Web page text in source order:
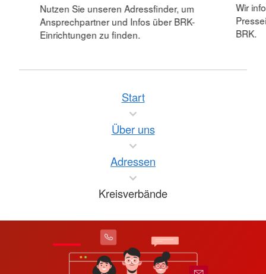
Nutzen Sie unseren Adressfinder, um
Ansprechpartner und Infos über BRK-
Einrichtungen zu finden.
Wir
BRK.
Start
Über uns
Adressen
Kreisverbände